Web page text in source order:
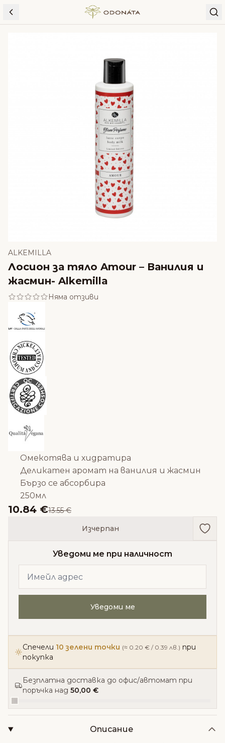
Skip to content
ALKEMILLA
Лосион за тяло Amour – Ванилия и
жасмин- Alkemilla
Няма отзиви
Омекотява и хидратира
Деликатен аромат на ванилия и жасмин
Бързо се абсорбира
250мл
10.84 €13.55 €
Изчерпан
Уведоми ме при наличност
Уведоми ме
Спечели 10 зелени точки (≈ 0.20 € / 0.39 лв.) при
покупка
Безплатна доставка до офис/автомат при
поръчка над 50,00 €
Описание